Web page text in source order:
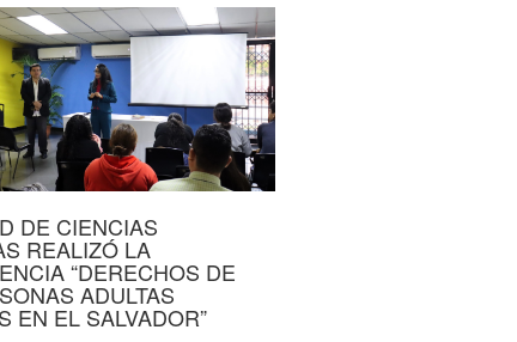
DE CIENCIAS
REALIZÓ LA
“DERECHOS DE
ADULTAS
EN EL SALVADOR”